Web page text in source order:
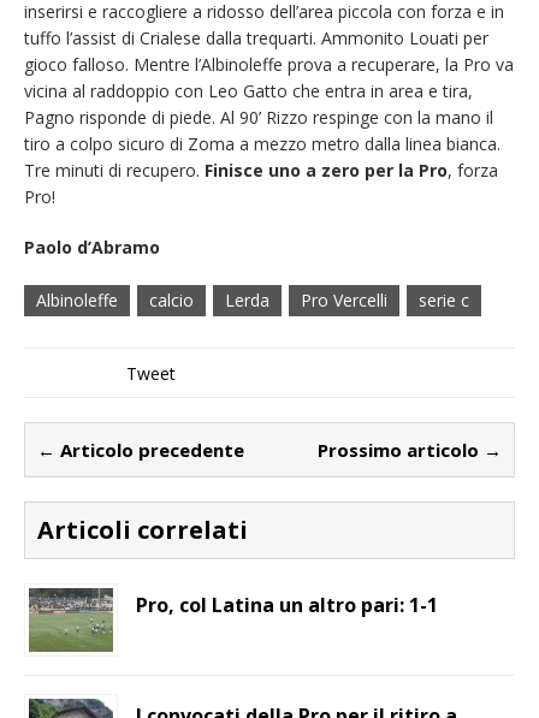
inserirsi e raccogliere a ridosso dell’area piccola con forza e in
tuffo l’assist di Crialese dalla trequarti. Ammonito Louati per
gioco falloso. Mentre l’Albinoleffe prova a recuperare, la Pro va
vicina al raddoppio con Leo Gatto che entra in area e tira,
Pagno risponde di piede. Al 90’ Rizzo respinge con la mano il
tiro a colpo sicuro di Zoma a mezzo metro dalla linea bianca.
Tre minuti di recupero. Finisce uno a zero per la Pro, forza
Pro!
Paolo d’Abramo
Albinoleffe calcio Lerda Pro Vercelli serie c
Tweet
← Articolo precedente Prossimo articolo →
Articoli correlati
Pro, col Latina un altro pari: 1-1